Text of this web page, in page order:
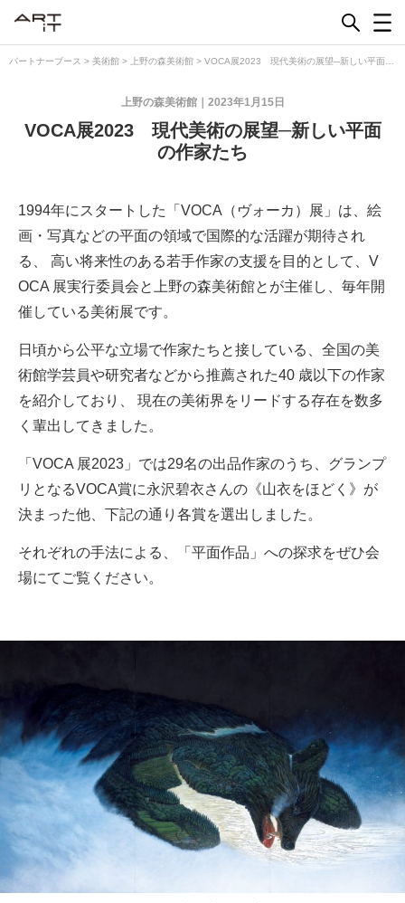
パートナーブース > 美術館 > 上野の森美術館 > VOCA展2023 現代美術の展望─新しい平面の
2023年1月15日
上野の森美術館
VOCA展2023 現代美術の展望─新しい平面
の作家たち
1994年にスタートした「VOCA（ヴォーカ）展」は、絵
画・写真などの平面の領域で国際的な活躍が期待され
る、 高い将来性のある若手作家の支援を目的として、V
OCA 展実行委員会と上野の森美術館とが主催し、 毎年開
催している美術展です。
日頃から公平な立場で作家たちと接している、全国の美
術館学芸員や研究者などから推薦された40 歳以下の作家
を紹介しており、 現在の美術界をリードする存在を数多
く輩出してきました。
「VOCA 展2023」では29名の出品作家のうち、グランプ
リとなるVOCA賞に永沢碧衣さんの《山衣をほどく》が
決まった他、下記の通り各賞を選出しました。
それぞれの手法による、「平面作品」への探求をぜひ会
場にてご覧ください。